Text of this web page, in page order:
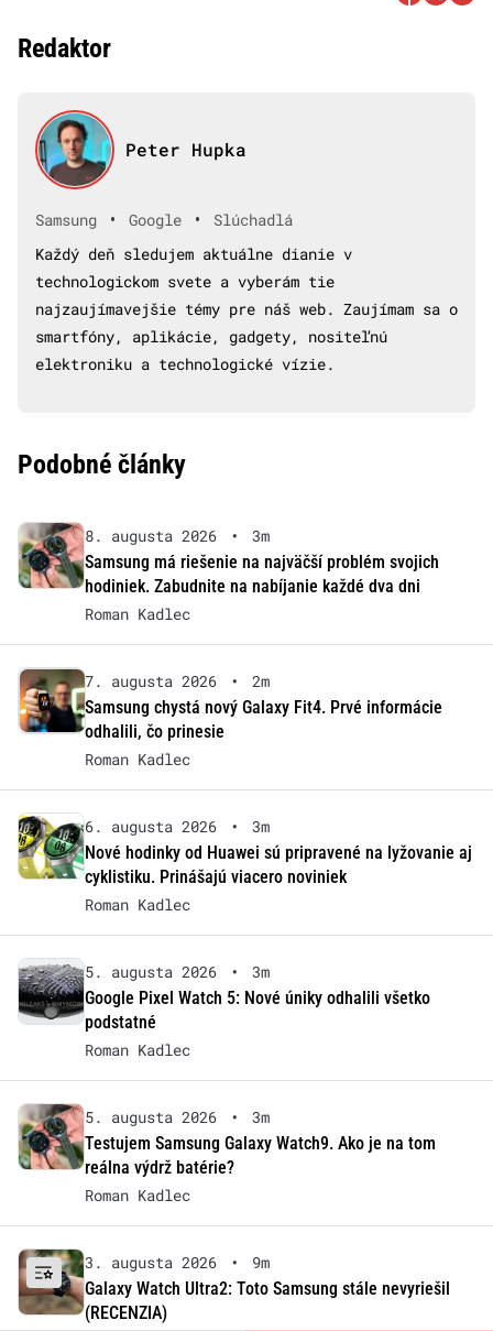
Redaktor
Peter Hupka
Samsung • Google •
Slúchadlá
Každý deň sledujem aktuálne dianie v
technologickom svete a vyberám tie
najzaujímavejšie témy pre náš web. Zaujímam sa o
smartfóny, aplikácie, gadgety, nositeľnú
elektroniku a technologické vízie.
Podobné články
8. augusta 2026 •
3m
Samsung má riešenie na najväčší problém svojich
hodiniek. Zabudnite na nabíjanie každé dva dni
Roman Kadlec
7. augusta 2026 •
2m
Samsung chystá nový Galaxy Fit4. Prvé informácie
odhalili, čo prinesie
Roman Kadlec
6. augusta 2026 •
3m
Nové hodinky od Huawei sú pripravené na lyžovanie aj
cyklistiku. Prinášajú viacero noviniek
Roman Kadlec
5. augusta 2026 •
3m
Google Pixel Watch 5: Nové úniky odhalili všetko
podstatné
Roman Kadlec
5. augusta 2026 •
3m
Testujem Samsung Galaxy Watch9. Ako je na tom
reálna výdrž batérie?
Roman Kadlec
3. augusta 2026 •
9m
Galaxy Watch Ultra2: Toto Samsung stále nevyriešil
(RECENZIA)